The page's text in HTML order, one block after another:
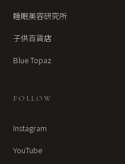
睡眠美容研究所
子供百貨店
Blue Topaz
FOLLOW
Instagram
YouTube